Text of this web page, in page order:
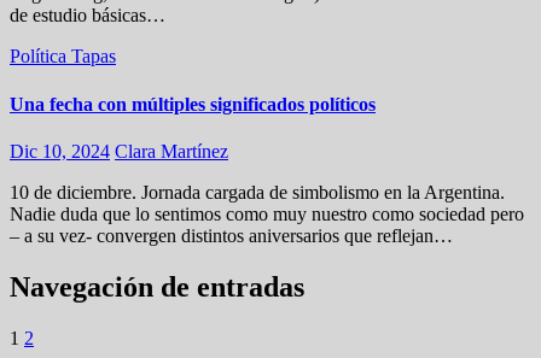
de estudio básicas…
Política Tapas
Una fecha con múltiples significados políticos
Dic 10, 2024 Clara Martínez
10 de diciembre. Jornada cargada de simbolismo en la Argentina.
Nadie duda que lo sentimos como muy nuestro como sociedad pero
– a su vez- convergen distintos aniversarios que reflejan…
Navegación de entradas
1 2